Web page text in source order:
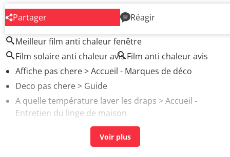
Partager Réagir
AUTOUR DU MÊME SUJET
Meilleur film anti chaleur fenêtre
Film solaire anti chaleur avis Film anti chaleur avis
Affiche pas chere> Accueil - Marques de déco
Deco pas chere> Guide
A quelle température laver les draps > Accueil -
Entretien du linge de maison
Fenêtre dans douche solution[résolu] >